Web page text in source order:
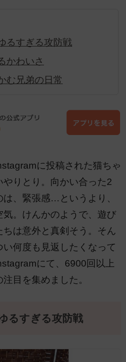
るすぎる攻防戦
かわいさ
む兄弟の日常
に投稿された猫ちゃ
りとり。向かい合った2
、緊張感…というより、
気。けんかのようで、遊び
は意外と真剣そう。そん
何度も見返したくなって
にて、6900回以上
目を集めました。
るすぎる攻防戦